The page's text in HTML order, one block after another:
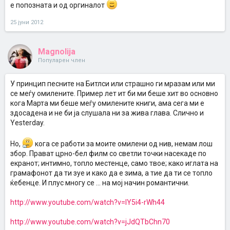
здраво за готово, или несомнено највлијателниот guru на рок
ОК, значи доаѓаме до овдека според дефиницијата, масонерија,
гуру, влијание врз уметност(конкретно музика).
кој Освалд. Ниту пак за некоја мега конспирација од политичка
сила.
Ќе зборувам за бејби бум генерацијата, дрогите, хипито,
на музиката поткована на проповедите на големиот Мајстор Ѕвер.
Она што треба за почеток (а и не треба) да се знае ќе го
презентирам со зборови кои мислам ќе бидат едноставни и за
оној кој прв пат се сретнува со имињава, а секако ќе бидат
скокотливи конспиративни информации за понапорните музички
адикти. Најсрдечно уште овде ве замолувам да не заземате
цврсти ставови во поглед на било што, бидејќи се работи за
таблоидни ствари кои треба(се надевам) само да ја срушат тезата
на Вуду дека музиката е “само“ за слушање и за ништо друго, а
да го поткрепат мојот метод на селебрација на модерните поп
богови.
Ако ништо друго бар да го хвалоспеват највлијателниот албум во
историјата на музиката воопшто.
Сигурно сте запознати дека во 1971 Џими Пејџ ја откупува
изданието на Цепелин, Медисон Сквер Гарден, кога одат интро
седи на лединка, до езеро во кое пливаат црни лебеди, и свири
на хурду гурдну (оној чуден инструмент со она за вртење
е попозната и од оргиналот
25 јуни 2012
Magnolija
Популарен член
У принцип песните на Битлси или страшно ги мразам или ми
се меѓу омилените. Пример лет ит би ми беше хит во основно
кога Марта ми беше меѓу омилените книги, ама сега ми е
здосадена и не би ја слушала ни за жива глава. Слично и
Yesterday.
Но,
кога се работи за моите омилени од нив, немам лош
збор. Прават црно-бел филм со светли точки насекаде по
екранот; интимно, топло местенце, само твое; како иглата на
грамафонот да ти зуе и како да е зима, а тие да ти се топло
ќебенце. И плус многу се ... на мој начин романтични.
http://www.youtube.com/watch?v=lY5i4-rWh44
http://www.youtube.com/watch?v=jJdQTbChn70